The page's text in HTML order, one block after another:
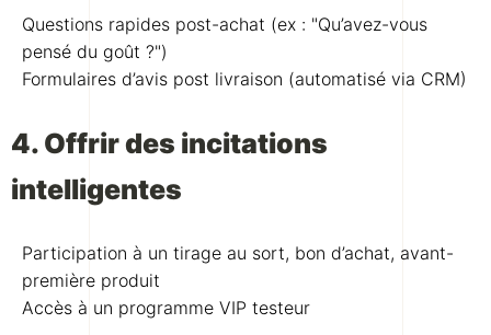
Questions rapides post-achat (ex : "Qu’avez-vous
pensé du goût ?")
Formulaires d’avis post livraison (automatisé via CRM)
4. Offrir des incitations
intelligentes
Participation à un tirage au sort, bon d’achat, avant-
première produit
Accès à un programme VIP testeur